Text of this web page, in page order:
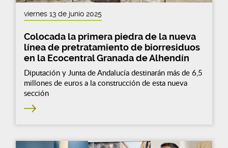
viernes 13 de junio 2025
Colocada la primera piedra de la nueva
línea de pretratamiento de biorresiduos
en la Ecocentral Granada de Alhendín
Diputación y Junta de Andalucía destinarán más de 6,5
millones de euros a la construcción de esta nueva
sección